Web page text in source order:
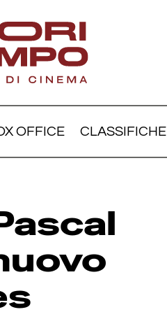
OFFICE CLASSIFICHE
Pascal